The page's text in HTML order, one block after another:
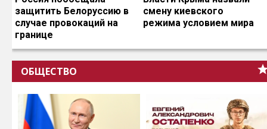
защитить Белоруссию в
случае провокаций на
границе
смену киевского
режима условием мира
ОБЩЕСТВО